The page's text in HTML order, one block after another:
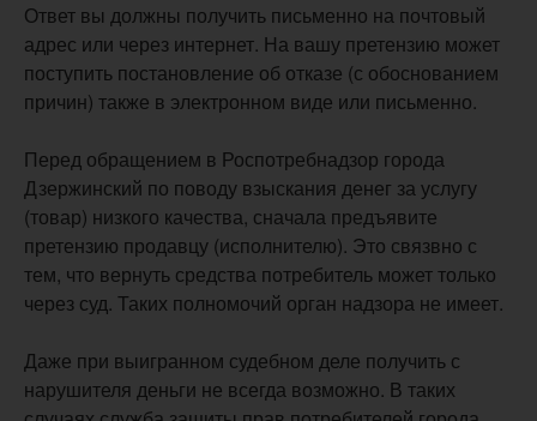
Ответ вы должны получить письменно на почтовый
адрес или через интернет. На вашу претензию может
поступить постановление об отказе (с обоснованием
причин) также в электронном виде или письменно.
Перед обращением в Роспотребнадзор города
Дзержинский по поводу взыскания денег за услугу
(товар) низкого качества, сначала предъявите
претензию продавцу (исполнителю). Это связвно с
тем, что вернуть средства потребитель может только
через суд. Таких полномочий орган надзора не имеет.
Даже при выигранном судебном деле получить с
нарушителя деньги не всегда возможно. В таких